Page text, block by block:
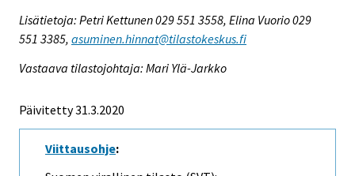
Lisätietoja: Petri Kettunen 029 551 3558, Elina Vuorio 029
551 3385, asuminen.hinnat@tilastokeskus.fi
Vastaava tilastojohtaja: Mari Ylä-Jarkko
Päivitetty 31.3.2020
Viittausohje: